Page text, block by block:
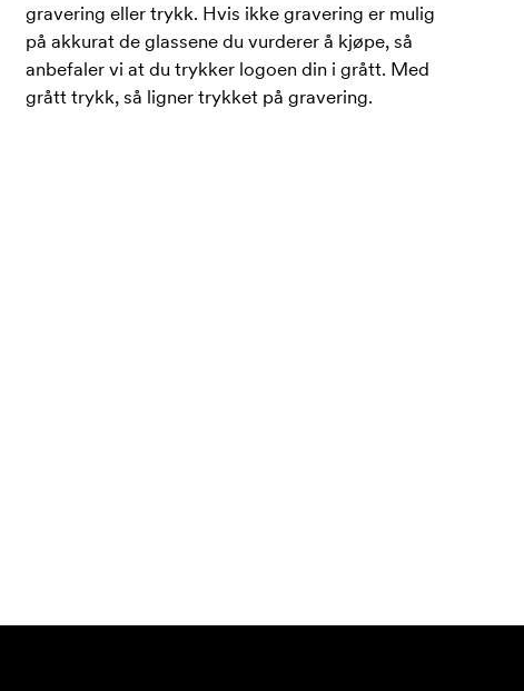
gravering eller trykk. Hvis ikke gravering er mulig
på akkurat de glassene du vurderer å kjøpe, så
anbefaler vi at du trykker logoen din i grått. Med
grått trykk, så ligner trykket på gravering.